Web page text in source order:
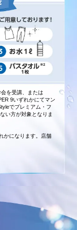
を受講、または
9いずれかにてマン
でプレミアム・フ
い方が対象となりま
かになります。店舗